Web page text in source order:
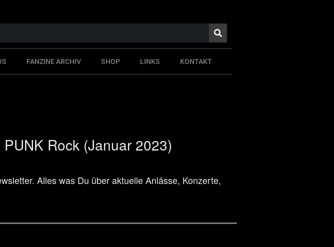
FANZINE ARCHIV SHOP LINKS KONTAKT
Rock (Januar 2023)
Alles was Du über aktuelle Anlässe, Konzerte,